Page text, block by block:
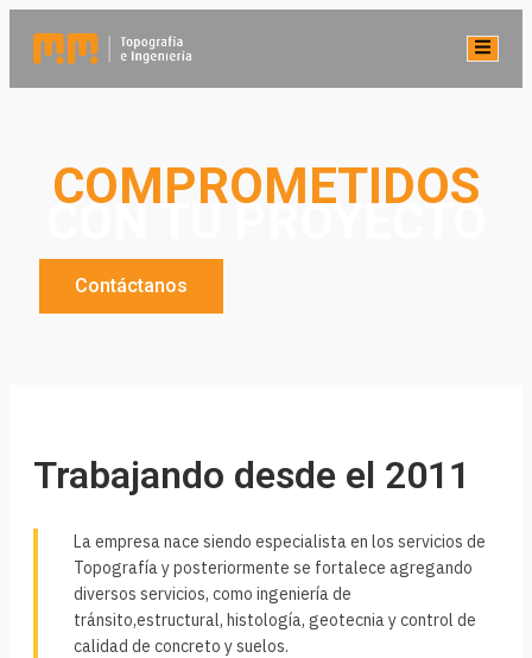
COMPROMETIDOS
CON TU PROYECTO
Contáctanos
Trabajando desde el 2011
La empresa nace siendo especialista en los servicios de
Topografía y posteriormente se fortalece agregando
diversos servicios, como ingeniería de
tránsito,estructural, histología, geotecnia y control de
calidad de concreto y suelos.